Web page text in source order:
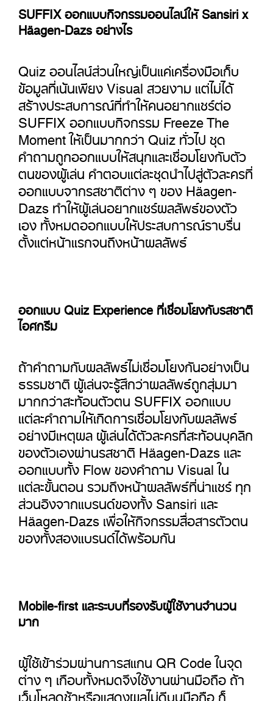
SUFFIX ออกแบบกิจกรรมออนไลน์ให้ Sansiri x
Häagen-Dazs อย่างไร
Quiz ออนไลน์ส่วนใหญ่เป็นแค่เครื่องมือเก็บ
ข้อมูลที่เน้นเพียง Visual สวยงาม แต่ไม่ได้
สร้างประสบการณ์ที่ทำให้คนอยากแชร์ต่อ
SUFFIX ออกแบบกิจกรรม Freeze The
Moment ให้เป็นมากกว่า Quiz ทั่วไป ชุด
คำถามถูกออกแบบให้สนุกและเชื่อมโยงกับตัว
ตนของผู้เล่น คำตอบแต่ละชุดนำไปสู่ตัวละครที่
ออกแบบจากรสชาติต่าง ๆ ของ Häagen-
Dazs ทำให้ผู้เล่นอยากแชร์ผลลัพธ์ของตัว
เอง ทั้งหมดออกแบบให้ประสบการณ์ราบรื่น
ตั้งแต่หน้าแรกจนถึงหน้าผลลัพธ์
ออกแบบ Quiz Experience ที่เชื่อมโยงกับรสชาติ
ไอศกรีม
ถ้าคำถามกับผลลัพธ์ไม่เชื่อมโยงกันอย่างเป็น
ธรรมชาติ ผู้เล่นจะรู้สึกว่าผลลัพธ์ถูกสุ่มมา
มากกว่าสะท้อนตัวตน SUFFIX ออกแบบ
แต่ละคำถามให้เกิดการเชื่อมโยงกับผลลัพธ์
อย่างมีเหตุผล ผู้เล่นได้ตัวละครที่สะท้อนบุคลิก
ของตัวเองผ่านรสชาติ Häagen-Dazs และ
ออกแบบทั้ง Flow ของคำถาม Visual ใน
แต่ละขั้นตอน รวมถึงหน้าผลลัพธ์ที่น่าแชร์ ทุก
ส่วนอิงจากแบรนด์ของทั้ง Sansiri และ
Häagen-Dazs เพื่อให้กิจกรรมสื่อสารตัวตน
ของทั้งสองแบรนด์ได้พร้อมกัน
Mobile-first และระบบที่รองรับผู้ใช้งานจำนวน
มาก
ผู้ใช้เข้าร่วมผ่านการสแกนQR Codeในจุด
ต่าง ๆ เกือบทั้งหมดจึงใช้งานผ่านมือถือ ถ้า
เว็บโหลดช้าหรือแสดงผลไม่ดีบนมือถือ ก็